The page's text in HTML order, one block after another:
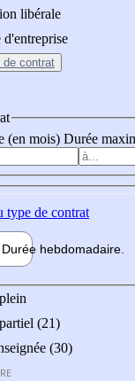
libérale
d'entreprise
de contrat
(en mois) Durée
de contrat
Durée hebdomadaire
(21)
(30)